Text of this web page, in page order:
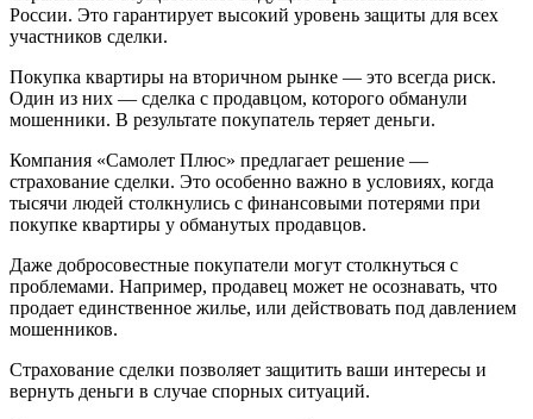
России. Это гарантирует высокий уровень защиты для всех
участников сделки.
Покупка квартиры на вторичном рынке — это всегда риск.
Один из них — сделка с продавцом, которого обманули
мошенники. В результате покупатель теряет деньги.
Компания «Самолет Плюс» предлагает решение —
страхование сделки. Это особенно важно в условиях, когда
тысячи людей столкнулись с финансовыми потерями при
покупке квартиры у обманутых продавцов.
Даже добросовестные покупатели могут столкнуться с
проблемами. Например, продавец может не осознавать, что
продает единственное жилье, или действовать под давлением
мошенников.
Страхование сделки позволяет защитить ваши интересы и
вернуть деньги в случае спорных ситуаций.